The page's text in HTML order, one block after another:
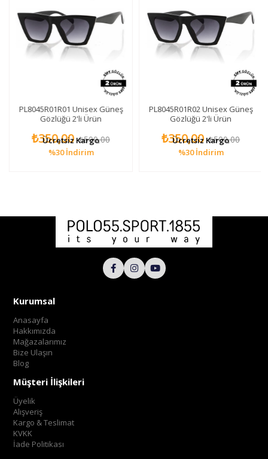
PL8045R01R01 Unisex Güneş
Gözlüğü 2'li Ürün
₺350,00 ₺500,00
%30İndirim
Ücretsiz Kargo
PL8045R01R02 Unisex Güneş
Gözlüğü 2'li Ürün
₺350,00 ₺500,00
%30İndirim
Ücretsiz Kargo
Kurumsal
Anasayfa
Hakkımızda
Mağazalarımız
Bize Ulaşın
Blog
Müşteri İlişkileri
Üyelik
Alışveriş
Kargo & Teslimat
KVKK
İade Politikası